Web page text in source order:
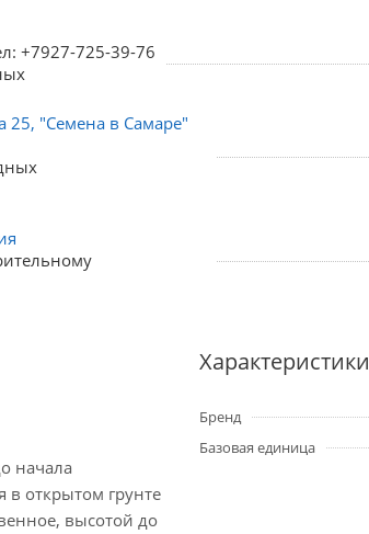
+7927-725-39-76
25, "Семена в Самаре"
начала
открытом грунте
высотой до
Характеристики
Бренд
Базовая единица